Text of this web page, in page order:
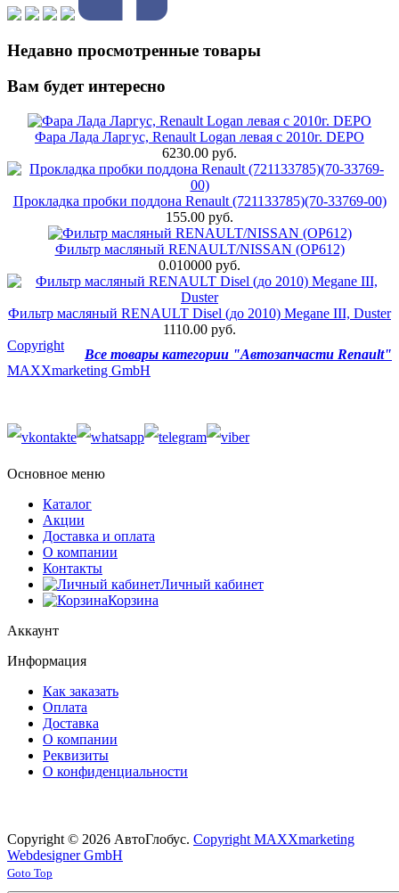
Недавно просмотренные товары
Вам будет интересно
Фара Лада Ларгус, Renault Logan левая с 2010г. DEPO
6230.00 руб.
Прокладка пробки поддона Renault (721133785)(70-33769-00)
155.00 руб.
Фильтр масляный RENAULT/NISSAN (OP612)
0.010000 руб.
Фильтр масляный RENAULT Disel (до 2010) Megane III, Duster
1110.00 руб.
Все товары категории "Автозапчасти Renault"
Copyright
MAXXmarketing GmbH
Основное меню
Каталог
Акции
Доставка и оплата
О компании
Контакты
Личный кабинет
Корзина
Аккаунт
Информация
Как заказать
Оплата
Доставка
О компании
Реквизиты
О конфиденциальности
Copyright © 2026 АвтоГлобус. Copyright MAXXmarketing
Webdesigner GmbH
Joomla! 3 Templates
Goto Top